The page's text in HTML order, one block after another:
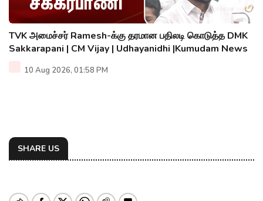
TVK அமைச்சர் Ramesh-க்கு தரமான பதிலடி கொடுத்த DMK
Sakkarapani | CM Vijay | Udhayanidhi |Kumudam News
10 Aug 2026, 01:58 PM
SHARE US